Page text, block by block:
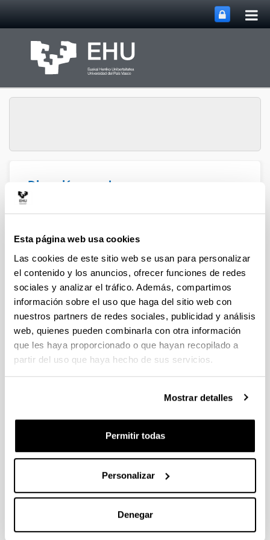
Esta página web usa cookies
Las cookies de este sitio web se usan para personalizar
el contenido y los anuncios, ofrecer funciones de redes
sociales y analizar el tráfico. Además, compartimos
información sobre el uso que haga del sitio web con
nuestros partners de redes sociales, publicidad y análisis
web, quienes pueden combinarla con otra información
que les haya proporcionado o que hayan recopilado a
partir del uso que haya hecho de sus servicios.
Mostrar detalles
Permitir todas
Personalizar
Denegar
Dirección para la
Igualdad
Coeducación
Nahiko
Respeto y la No violencia
Descripción del programa: ¿Qué es Nahiko?
Contexto: cómo se ha creado
Objetivos y estructura
Unidades didácticas: Material para descargar y
Formación: resúmenes, vídeos y presentaciones